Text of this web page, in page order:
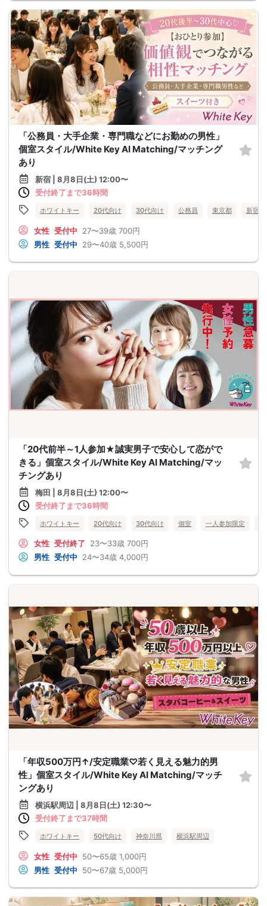
「公務員・大手企業・専門職などにお勤めの男性」
個室スタイル/White Key AI Matching/マッチング
あり
新宿 | 8月8日(土) 12:00〜
受付終了まで36時間
ホワイトキー 20代向け 30代向け 公務員 東京都 新宿
女性 受付中 27〜39歳 700円
男性 受付中 29〜40歳 5,500円
「20代前半～1人参加★誠実男子で安心して恋がで
きる」個室スタイル/White Key AI Matching/マッ
チングあり
梅田 | 8月8日(土) 12:00〜
受付終了まで36時間
ホワイトキー 20代向け 30代向け 個室 一人参加限定
女性 受付終了 23〜33歳 700円
男性 受付中 24〜34歳 4,000円
「年収500万円↑/安定職業♡若く見える魅力的男
性」個室スタイル/White Key AI Matching/マッチ
ングあり
横浜駅周辺 | 8月8日(土) 12:30〜
受付終了まで37時間
ホワイトキー 50代向け 神奈川県 横浜駅周辺
女性 受付中 50〜65歳 1,000円
男性 受付中 50〜67歳 5,000円